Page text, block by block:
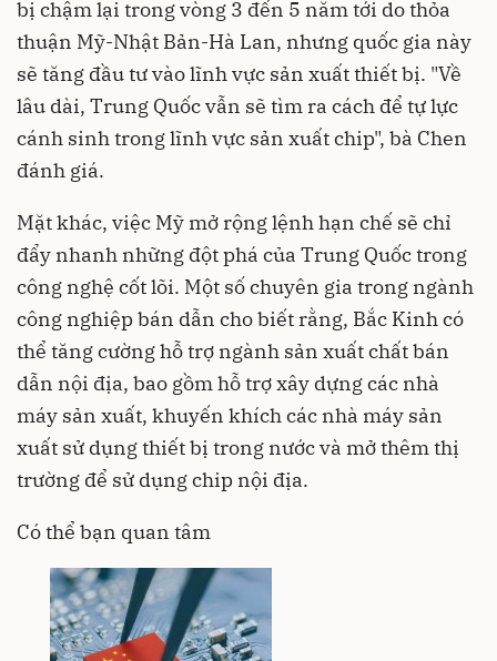
bị chậm lại trong vòng 3 đến 5 năm tới do thỏa
thuận Mỹ-Nhật Bản-Hà Lan, nhưng quốc gia này
sẽ tăng đầu tư vào lĩnh vực sản xuất thiết bị. "Về
lâu dài, Trung Quốc vẫn sẽ tìm ra cách để tự lực
cánh sinh trong lĩnh vực sản xuất chip", bà Chen
đánh giá.
Mặt khác, việc Mỹ mở rộng lệnh hạn chế sẽ chỉ
đẩy nhanh những đột phá của Trung Quốc trong
công nghệ cốt lõi. Một số chuyên gia trong ngành
công nghiệp bán dẫn cho biết rằng, Bắc Kinh có
thể tăng cường hỗ trợ ngành sản xuất chất bán
dẫn nội địa, bao gồm hỗ trợ xây dựng các nhà
máy sản xuất, khuyến khích các nhà máy sản
xuất sử dụng thiết bị trong nước và mở thêm thị
trường để sử dụng chip nội địa.
Có thể bạn quan tâm